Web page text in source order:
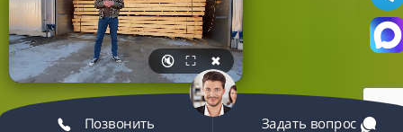
🔇 ⛶ ✖
Позвонить Задать вопрос